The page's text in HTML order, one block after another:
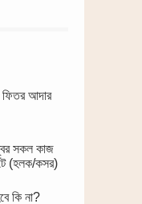
ফিতর আদার
সকল কাজ
(হলক/কসর)
কি না?